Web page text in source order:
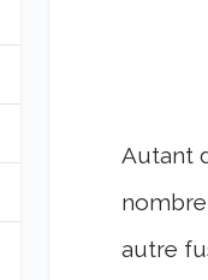
Autant
autre